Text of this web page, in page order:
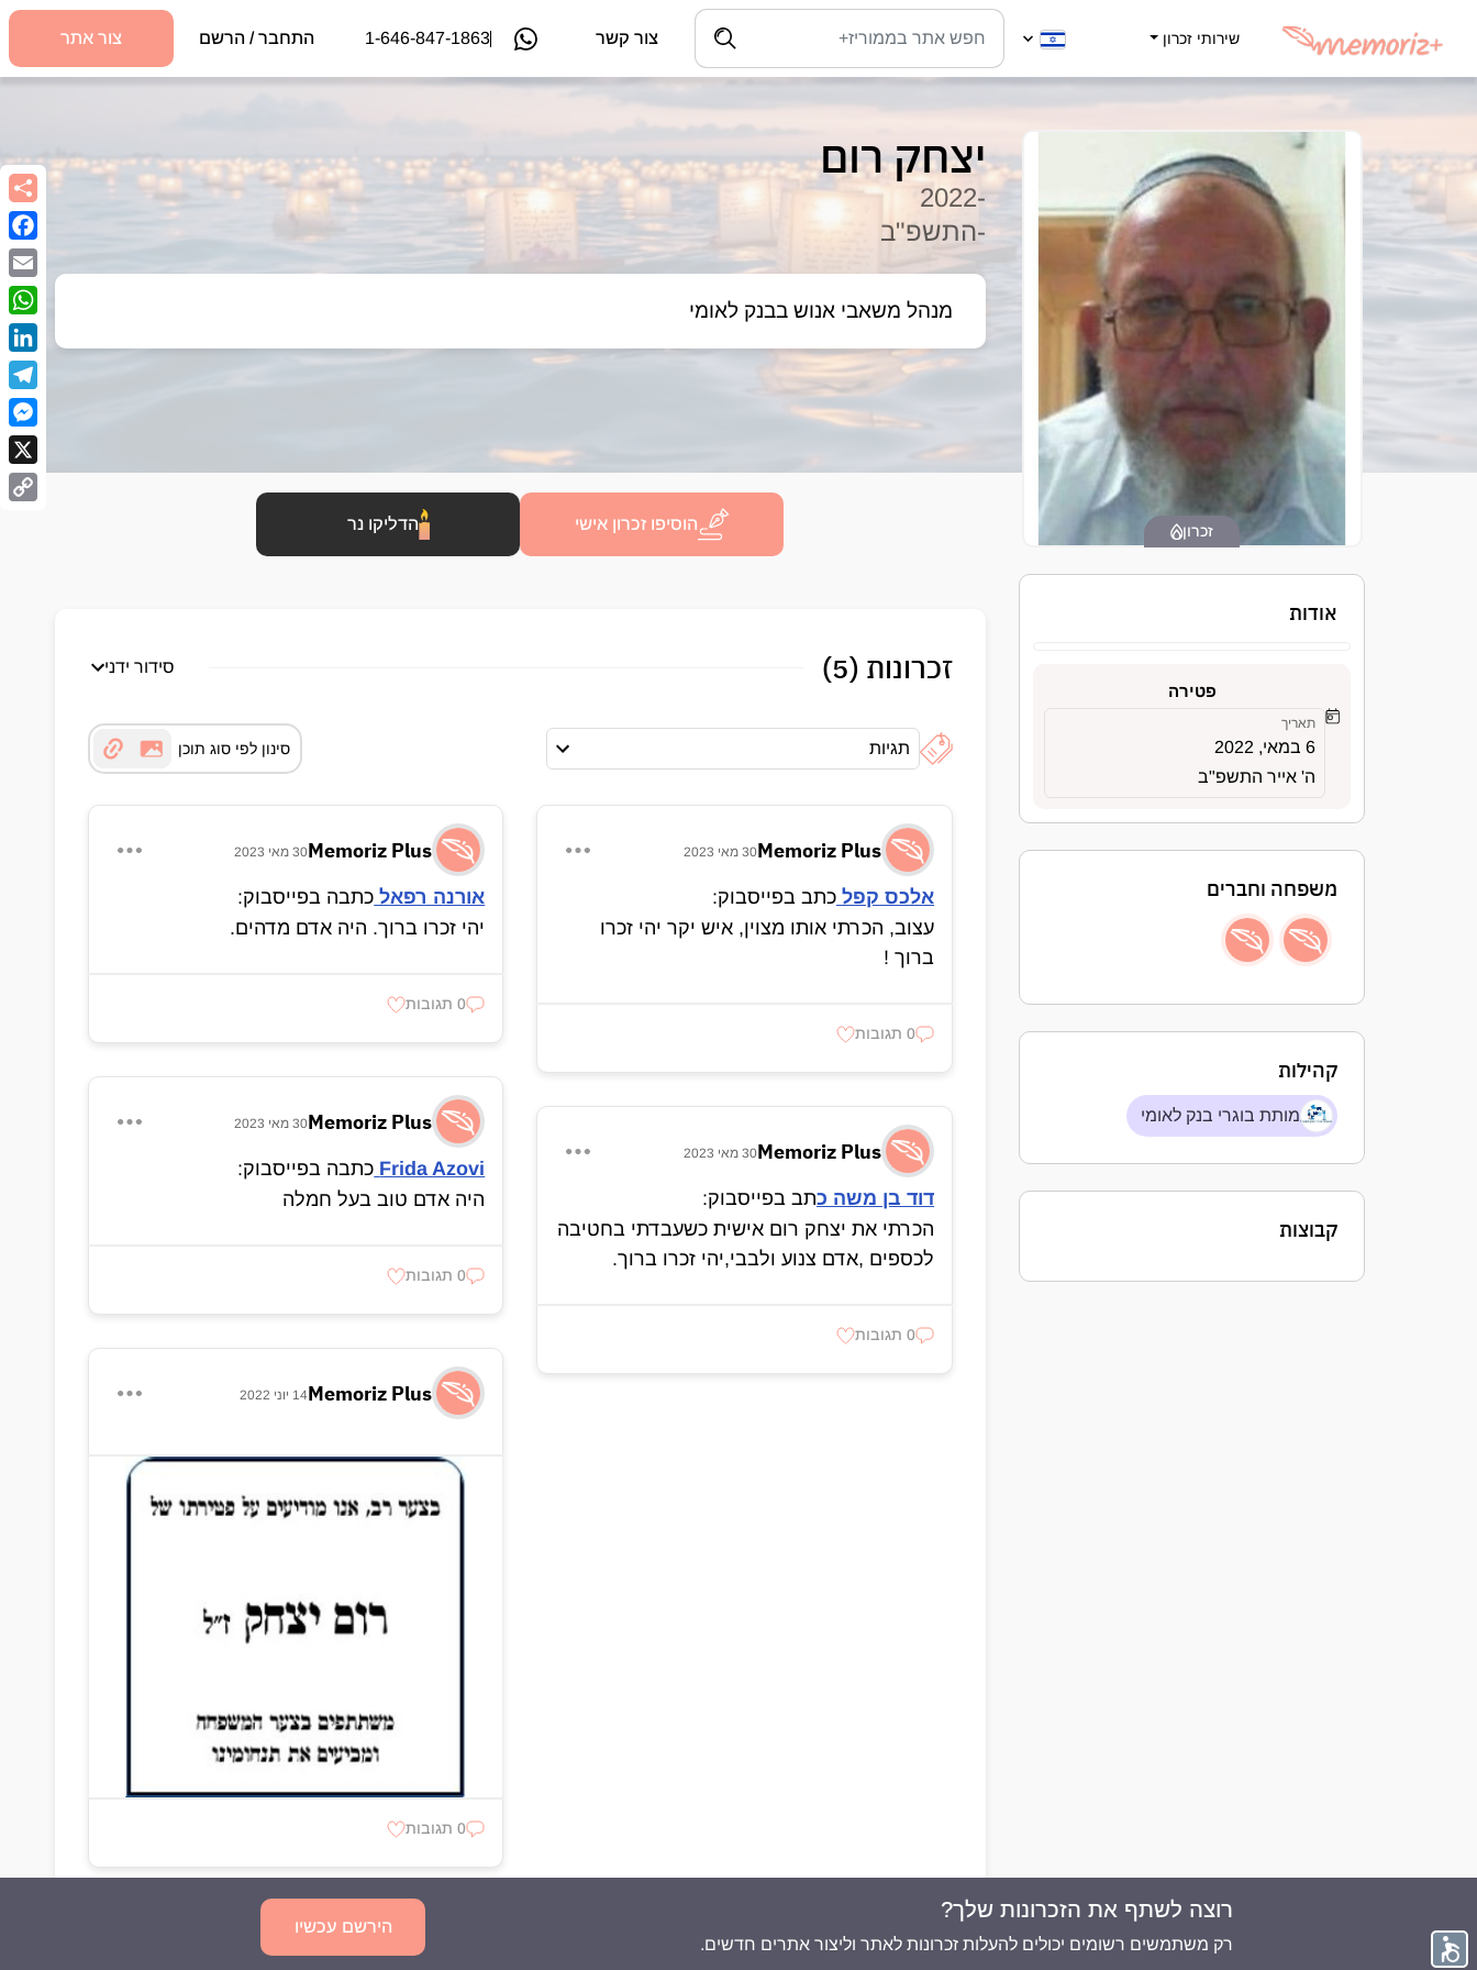
שירותי זכרון צור קשר 1-646-847-1863 התחבר / הרשם צור אתר
זכרון
אודות
פטירה
תאריך
6 במאי, 2022
ה' אייר התשפ"ב
משפחה וחברים
קהילות
עמותת בוגרי בנק לאומי
קבוצות
יצחק רום
-2022
-התשפ"ב
מנהל משאבי אנוש בבנק לאומי
הוסיפו זכרון אישי הדליקו נר
זכרונות (5) סידור ידני
תגיות סינון לפי סוג תוכן
Memoriz Plus30 מאי 2023
אלכס קפל כתב בפייסבוק:
עצוב, הכרתי אותו מצוין, איש יקר יהי זכרו
ברוך !
0 תגובות
Memoriz Plus30 מאי 2023
אורנה רפאל כתבה בפייסבוק:
יהי זכרו ברוך. היה אדם מדהים.
0 תגובות
Memoriz Plus30 מאי 2023
Frida Azovi כתבה בפייסבוק:
היה אדם טוב בעל חמלה
0 תגובות
Memoriz Plus30 מאי 2023
דוד בן משה כתב בפייסבוק:
הכרתי את יצחק רום אישית כשעבדתי בחטיבה
לכספים ,אדם צנוע ולבבי,יהי זכרו ברוך.
0 תגובות
Memoriz Plus14 יוני 2022
0 תגובות
רוצה לשתף את הזכרונות שלך?
רק משתמשים רשומים יכולים להעלות זכרונות לאתר וליצור אתרים חדשים.
הירשם עכשיו
© 2026 ממוריז פלוס - כל הזכויות שמורות
X